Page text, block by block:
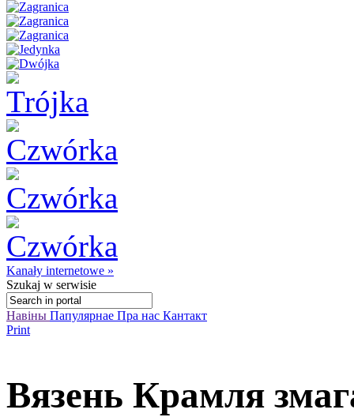
Kanały internetowe »
Szukaj w serwisie
Навіны Папулярнае Пра нас Кантакт
Print
Вязень Крамля